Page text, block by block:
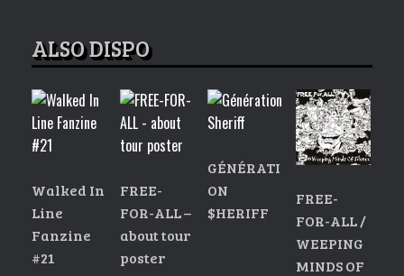
ALSO DISPO
Walked In
Line
Fanzine
#21
FREE-
FOR-ALL –
about tour
poster
GÉNÉRATI
ON
$HERIFF
FREE-
FOR-ALL /
WEEPING
MINDS OF